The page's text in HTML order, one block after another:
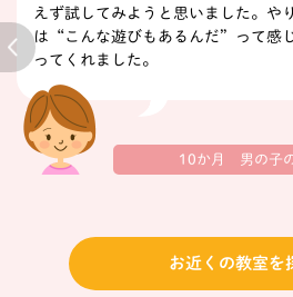
Previous
えず試してみようと思いました。や
は“こんな遊びもあるんだ”って感
ってくれました。
10か月 男の子
お近くの教室を